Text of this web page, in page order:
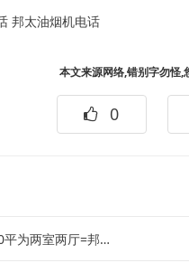
邦太油烟机电话
本文来源网络,错别字勿怪,
0
开关插座布局攻略有哪些